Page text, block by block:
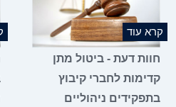
עוד
דעת - ביטול מתן
לחברי קיבוץ
ניהוליים
קרא